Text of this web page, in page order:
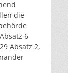
die
6
Absatz 2,